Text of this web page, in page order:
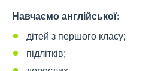
Навчаємо англійської:
дітей з першого класу;
підлітків;